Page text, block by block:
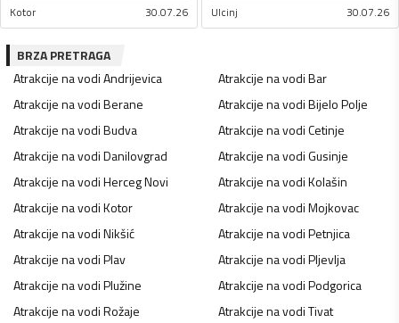
Kotor 30.07.26 Ulcinj 30.07.26
BRZA PRETRAGA
Atrakcije na vodiAndrijevica Atrakcije na vodiBar
Atrakcije na vodiBerane Atrakcije na vodiBijelo Polje
Atrakcije na vodiBudva Atrakcije na vodiCetinje
Atrakcije na vodiDanilovgrad Atrakcije na vodiGusinje
Atrakcije na vodiHerceg Novi Atrakcije na vodiKolašin
Atrakcije na vodiKotor Atrakcije na vodiMojkovac
Atrakcije na vodiNikšić Atrakcije na vodiPetnjica
Atrakcije na vodiPlav Atrakcije na vodiPljevlja
Atrakcije na vodiPlužine Atrakcije na vodiPodgorica
Atrakcije na vodiRožaje Atrakcije na vodiTivat